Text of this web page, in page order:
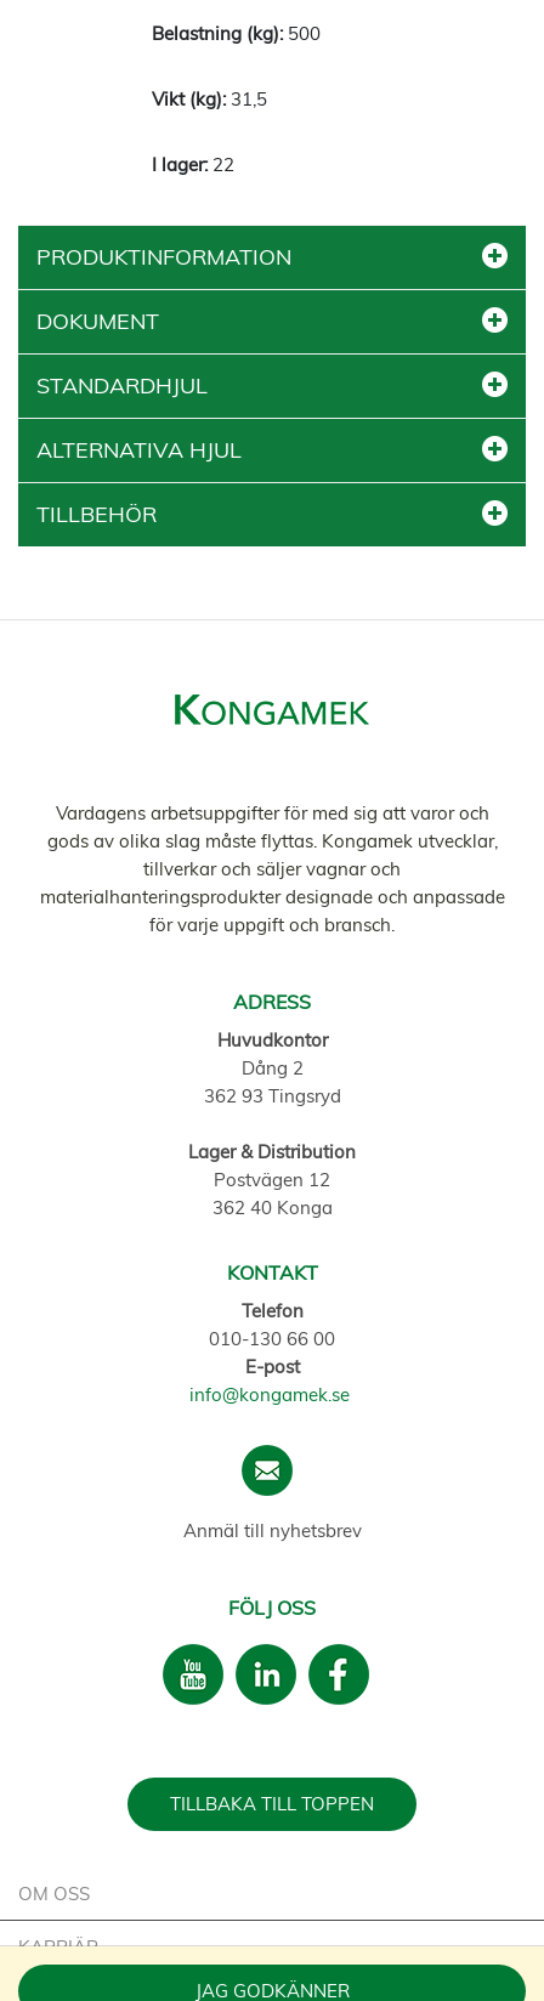
JAG GODKÄNNER
500
31,5
22
PRODUKTINFORMATION
DOKUMENT
STANDARDHJUL
ALTERNATIVA HJUL
TILLBEHÖR
Vardagens arbetsuppgifter för med sig att varor och
gods av olika slag måste flyttas. Kongamek utvecklar,
tillverkar och säljer vagnar och
materialhanteringsprodukter designade och anpassade
för varje uppgift och bransch.
ADRESS
Huvudkontor
Dång 2
362 93 Tingsryd
Lager & Distribution
Postvägen 12
362 40 Konga
KONTAKT
Telefon
010-130 66 00
E-post
info@kongamek.se
Anmäl till nyhetsbrev
FÖLJ OSS
TILLBAKA TILL TOPPEN
OM OSS
KARRIÄR